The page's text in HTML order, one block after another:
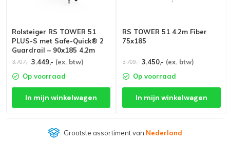
Rolsteiger RS TOWER 51
PLUS-S met Safe-Quick® 2
Guardrail – 90x185 4,2m
werkhoogte
3.707,- 3.449,- (ex. btw)
Op voorraad
In mijn winkelwagen
RS TOWER 51 4.2m Fiber
75x185
3.709,- 3.450,- (ex. btw)
Op voorraad
In mijn winkelwagen
Grootste assortiment van Nederland